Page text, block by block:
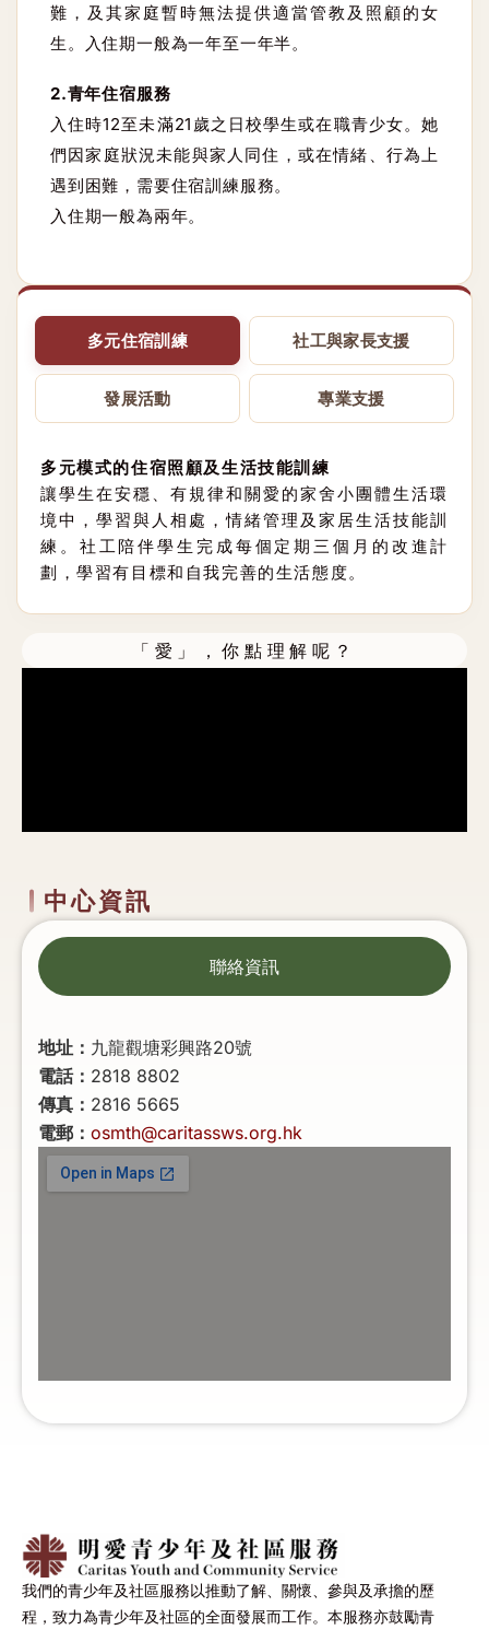
難，及其家庭暫時無法提供適當管教及照顧的女
生。入住期一般為一年至一年半。
2.青年住宿服務
入住時12至未滿21歲之日校學生或在職青少女。她
們因家庭狀況未能與家人同住，或在情緒、行為上
遇到困難，需要住宿訓練服務。
入住期一般為兩年。
多元住宿訓練 社工與家長支援
發展活動 專業支援
多元模式的住宿照顧及生活技能訓練
讓學生在安穩、有規律和關愛的家舍小團體生活環
境中，學習與人相處，情緒管理及家居生活技能訓
練。社工陪伴學生完成每個定期三個月的改進計
劃，學習有目標和自我完善的生活態度。
「愛」，你點理解呢？
中心資訊
聯絡資訊
地址： 九龍觀塘彩興路20號
電話： 2818 8802
傳真： 2816 5665
電郵： osmth@caritassws.org.hk
我們的青少年及社區服務以推動了解、關懷、參與及承擔的歷
程，致力為青少年及社區的全面發展而工作。本服務亦鼓勵青